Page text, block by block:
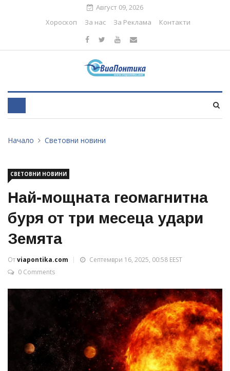
Август 09, 2026
Хороскоп
За нас За Реклама Контакти
Начало Световни новини
СВЕТОВНИ НОВИНИ
Най-мощната геомагнитна
буря от три месеца удари
Земята
Отviapontika.com
Септември 16, 2025, 00:58 EEST
0 Comments